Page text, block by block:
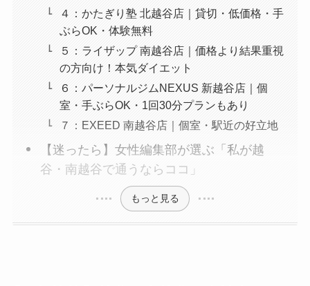
４：かたぎり塾 北越谷店｜貸切・低価格・手
ぶらOK・体験無料
５：ライザップ 南越谷店｜価格より結果重視
の方向け！本気ダイエット
６：パーソナルジムNEXUS 新越谷店｜個
室・手ぶらOK・1回30分プランもあり
７：EXEED 南越谷店｜個室・駅近の好立地
【迷ったら】女性編集部が選ぶ「私が越
谷・南越谷で通うならココ」
もっと見る